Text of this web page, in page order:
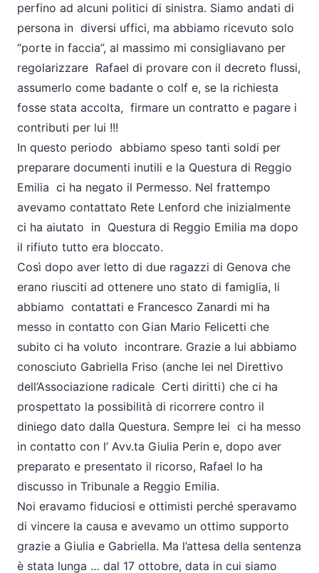
perfino ad alcuni politici di sinistra. Siamo andati di
persona in diversi uffici, ma abbiamo ricevuto solo
“porte in faccia”, al massimo mi consigliavano per
regolarizzare Rafael di provare con il decreto flussi,
assumerlo come badante o colf e, se la richiesta
fosse stata accolta, firmare un contratto e pagare i
contributi per lui !!!
In questo periodo abbiamo speso tanti soldi per
preparare documenti inutili e la Questura di Reggio
Emilia ci ha negato il Permesso. Nel frattempo
avevamo contattato Rete Lenford che inizialmente
ci ha aiutato in Questura di Reggio Emilia ma dopo
il rifiuto tutto era bloccato.
Così dopo aver letto di due ragazzi di Genova che
erano riusciti ad ottenere uno stato di famiglia, li
abbiamo contattati e Francesco Zanardi mi ha
messo in contatto con Gian Mario Felicetti che
subito ci ha voluto incontrare. Grazie a lui abbiamo
conosciuto Gabriella Friso (anche lei nel Direttivo
dell’Associazione radicale Certi diritti) che ci ha
prospettato la possibilità di ricorrere contro il
diniego dato dalla Questura. Sempre lei ci ha messo
in contatto con l’ Avv.ta Giulia Perin e, dopo aver
preparato e presentato il ricorso, Rafael lo ha
discusso in Tribunale a Reggio Emilia.
Noi eravamo fiduciosi e ottimisti perché speravamo
di vincere la causa e avevamo un ottimo supporto
grazie a Giulia e Gabriella. Ma l’attesa della sentenza
è stata lunga … dal 17 ottobre, data in cui siamo